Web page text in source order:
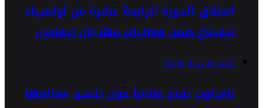
انطلاق الدورة الرابعة عشرة من أولمبياد
تيفيناغ ضمن فعاليات مهرجان تيفاوين
أغسطس 6, 2026
تافراوت تفتح نقاشاً حول تثمين معالمها